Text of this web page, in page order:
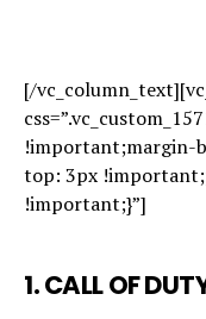
[/
!important;margin-
top: 3px
!important;}”]
1.CALL OF